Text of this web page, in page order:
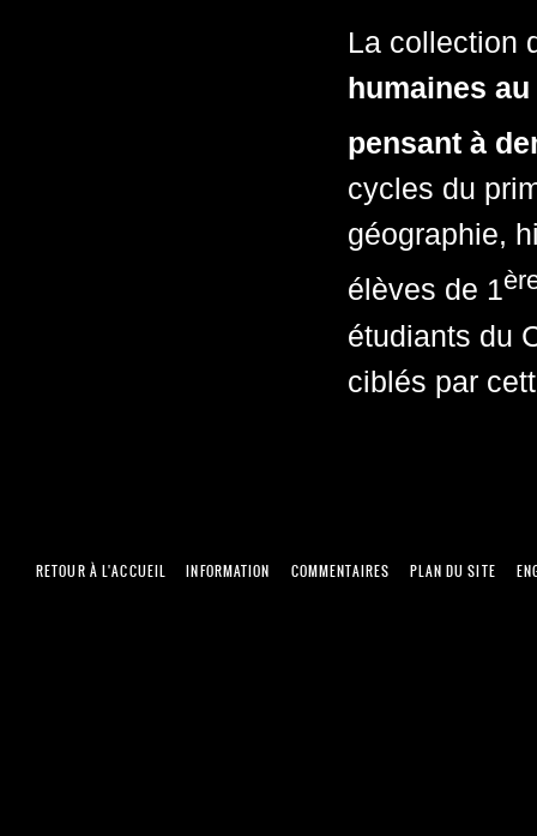
La collection
humaines
pensant à
cycles du
géographie,
élèves de 1
étudiants du
ciblés par
RETOUR À L'ACCUEIL INFORMATION COMMENTAIRES PLAN DU SITE